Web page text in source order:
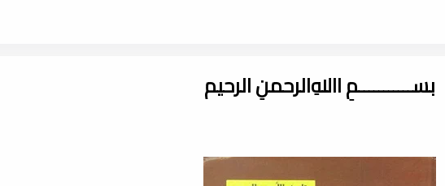
بســـــــــــمِ اﷲِالرحمنِ الرحيم